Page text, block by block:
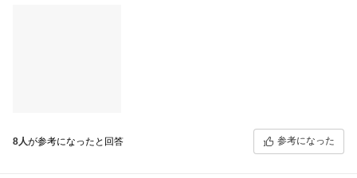
剥す工程で革へのダメージが大きく損傷してしまいますので敢え
8人が参考になったと回答 参考になった